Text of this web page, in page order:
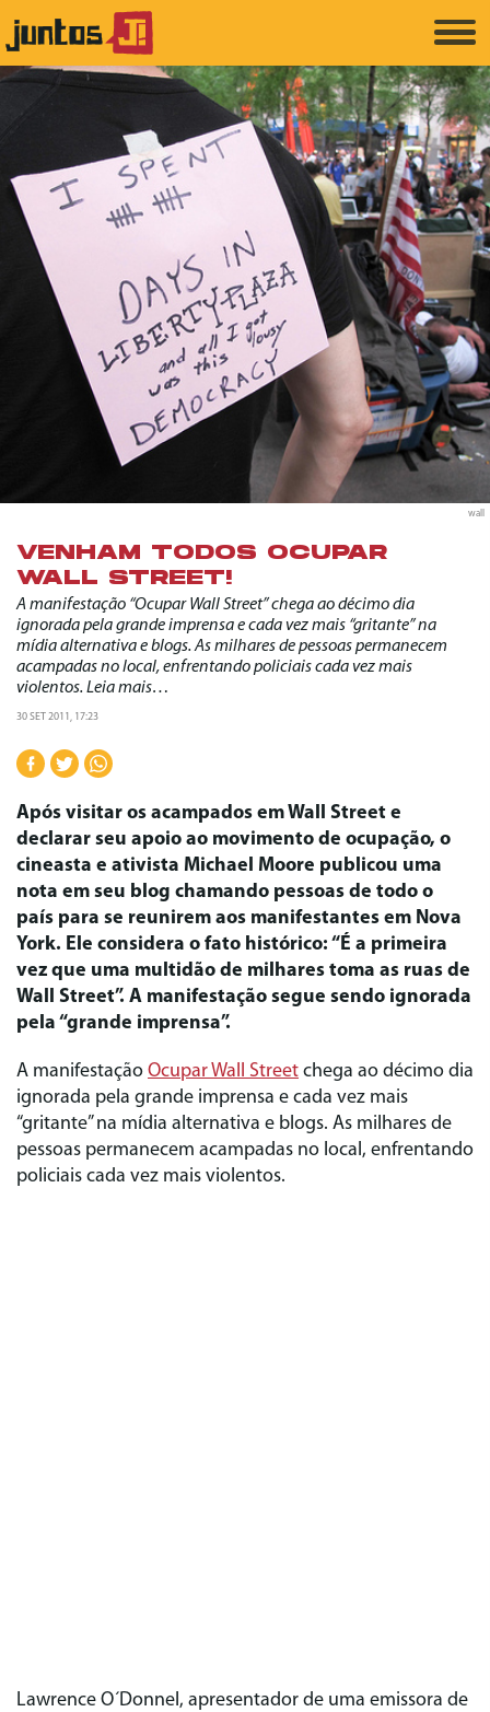
wall
VENHAM TODOS OCUPAR
WALL STREET!
A manifestação “Ocupar Wall Street” chega ao décimo dia
ignorada pela grande imprensa e cada vez mais “gritante” na
mídia alternativa e blogs. As milhares de pessoas permanecem
acampadas no local, enfrentando policiais cada vez mais
violentos. Leia mais…
30 SET 2011, 17:23
Após visitar os acampados em Wall Street e
declarar seu apoio ao movimento de ocupação, o
cineasta e ativista Michael Moore publicou uma
nota em seu blog chamando pessoas de todo o
país para se reunirem aos manifestantes em Nova
York. Ele considera o fato histórico: “É a primeira
vez que uma multidão de milhares toma as ruas de
Wall Street”. A manifestação segue sendo ignorada
pela “grande imprensa”.
A manifestação Ocupar Wall Street chega ao décimo dia
ignorada pela grande imprensa e cada vez mais
“gritante” na mídia alternativa e blogs. As milhares de
pessoas permanecem acampadas no local, enfrentando
policiais cada vez mais violentos.
Lawrence O´Donnel, apresentador de uma emissora de